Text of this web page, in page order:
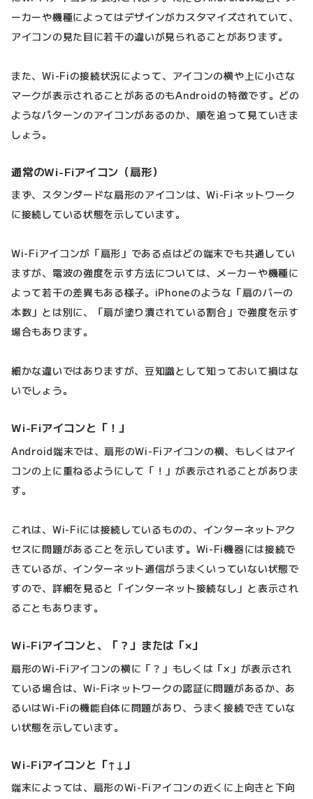
ーカーや機種によってはデザインがカスタマイズされていて、
アイコンの見た目に若干の違いが見られることがあります。
また、Wi-Fiの接続状況によって、アイコンの横や上に小さな
マークが表示されることがあるのもAndroidの特徴です。どの
ようなパターンのアイコンがあるのか、順を追って見ていきま
しょう。
通常のWi-Fiアイコン（扇形）
まず、スタンダードな扇形のアイコンは、Wi-Fiネットワーク
に接続している状態を示しています。
Wi-Fiアイコンが「扇形」である点はどの端末でも共通してい
ますが、電波の強度を示す方法については、メーカーや機種に
よって若干の差異もある様子。iPhoneのような「扇のバーの
本数」とは別に、「扇が塗り潰されている割合」で強度を示す
場合もあります。
細かな違いではありますが、豆知識として知っておいて損はな
いでしょう。
Wi-Fiアイコンと「！」
Android端末では、扇形のWi-Fiアイコンの横、もしくはアイ
コンの上に重ねるようにして「！」が表示されることがありま
す。
これは、Wi-Fiには接続しているものの、インターネットアク
セスに問題があることを示しています。Wi-Fi機器には接続で
きているが、インターネット通信がうまくいっていない状態で
すので、詳細を見ると「インターネット接続なし」と表示され
ることもあります。
Wi-Fiアイコンと、「？」または「×」
扇形のWi-Fiアイコンの横に「？」もしくは「×」が表示され
ている場合は、Wi-Fiネットワークの認証に問題があるか、あ
るいはWi-Fiの機能自体に問題があり、うまく接続できていな
い状態を示しています。
Wi-Fiアイコンと「↑↓」
端末によっては、扇形のWi-Fiアイコンの近くに上向きと下向